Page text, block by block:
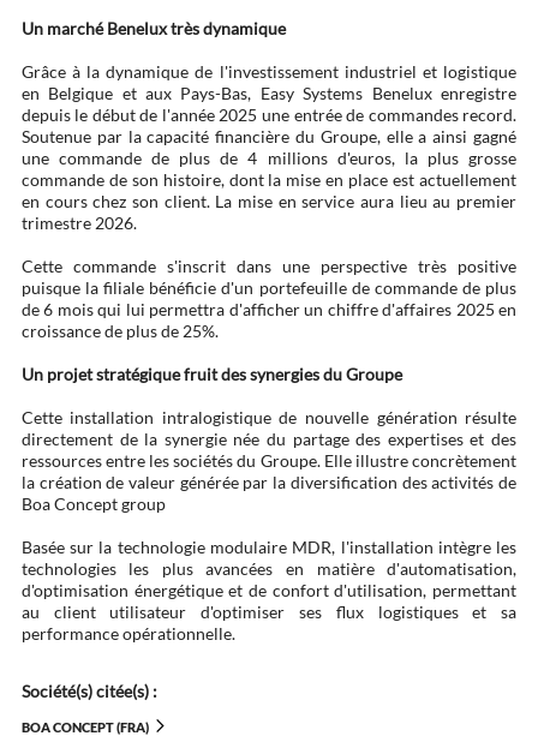
Un marché Benelux très dynamique
Grâce à la dynamique de l'investissement industriel et logistique
en Belgique et aux Pays-Bas, Easy Systems Benelux enregistre
depuis le début de l'année 2025 une entrée de commandes record.
Soutenue par la capacité financière du Groupe, elle a ainsi gagné
une commande de plus de 4 millions d'euros, la plus grosse
commande de son histoire, dont la mise en place est actuellement
en cours chez son client. La mise en service aura lieu au premier
trimestre 2026.
Cette commande s'inscrit dans une perspective très positive
puisque la filiale bénéficie d'un portefeuille de commande de plus
de 6 mois qui lui permettra d'afficher un chiffre d'affaires 2025 en
croissance de plus de 25%.
Un projet stratégique fruit des synergies du Groupe
Cette installation intralogistique de nouvelle génération résulte
directement de la synergie née du partage des expertises et des
ressources entre les sociétés du Groupe. Elle illustre concrètement
la création de valeur générée par la diversification des activités de
Boa Concept group
Basée sur la technologie modulaire MDR, l'installation intègre les
technologies les plus avancées en matière d'automatisation,
d'optimisation énergétique et de confort d'utilisation, permettant
au client utilisateur d'optimiser ses flux logistiques et sa
performance opérationnelle.
Société(s) citée(s) :
BOA CONCEPT (FRA)